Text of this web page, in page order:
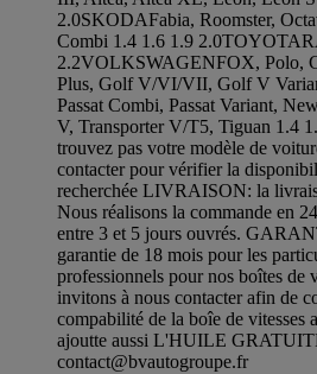
2.0SKODAFabia, Roomster,
Combi 1.4 1.6 1.9
2.2VOLKSWAGENFOX, Polo,
Plus, Golf V/VI/VII, Golf V
Passat Combi, Passat Variant,
V, Transporter V/T5, Tiguan 1.4
trouvez pas votre modèle de
contacter pour vérifier la
recherchée LIVRAISON: la
Nous réalisons la commande en
entre 3 et 5 jours ouvrés.
garantie de 18 mois pour les
professionnels pour nos boîtes de
invitons à nous contacter afin de
compabilité de la boîe de vitesses
ajoutte aussi L'HUILE
contact@bvautogroupe.fr